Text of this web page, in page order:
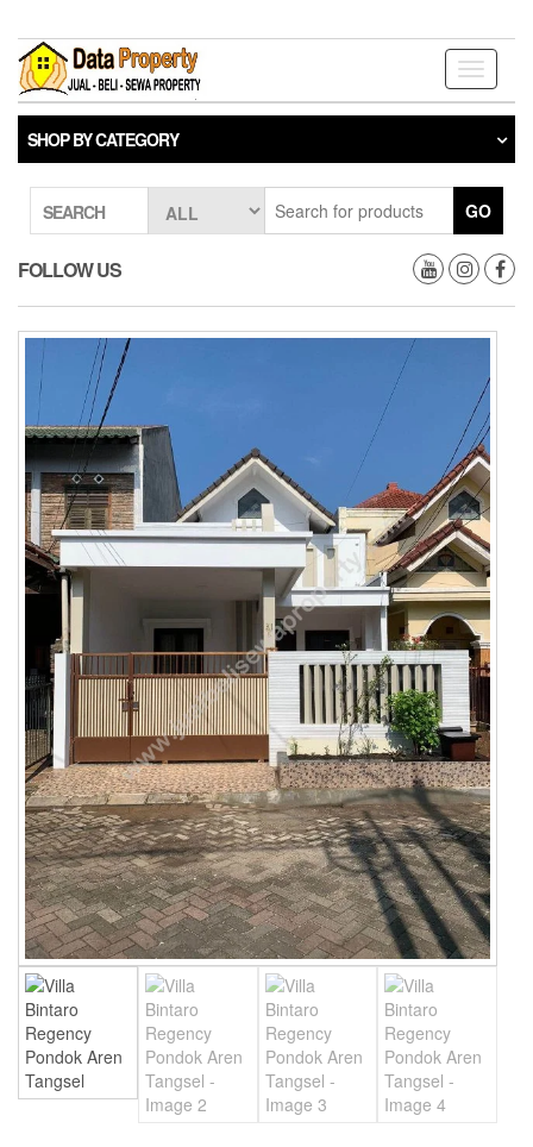
the
content
Toggle
SHOP BY CATEGORY
SEARCH GO
FOLLOW US